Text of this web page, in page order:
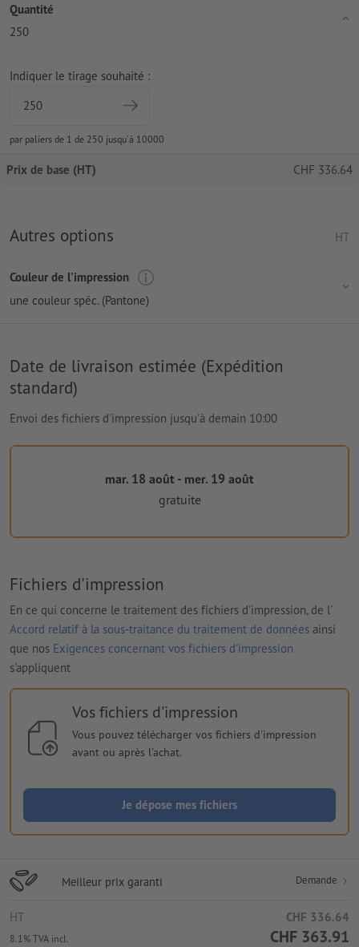
Quantité
250
Indiquer le tirage souhaité :
par paliers de 1 de 250 jusqu'à 10000
Prix de base (HT) CHF 336.64
Autres options HT
Couleur de l'impression
une couleur spéc. (Pantone)
Date de livraison estimée (Expédition
standard)
Envoi des fichiers d'impression jusqu'à demain 10:00
mar. 18 août - mer. 19 août
gratuite
Fichiers d'impression
En ce qui concerne le traitement des fichiers d'impression, de l'
Accord relatif à la sous-traitance du traitement de données ainsi
que nos Exigences concernant vos fichiers d'impression
s'appliquent
Vos fichiers d'impression
Vous pouvez télécharger vos fichiers d'impression
avant ou après l'achat.
Je dépose mes fichiers
Meilleur prix garanti Demande
HT CHF 336.64
8.1% TVA incl. CHF 363.91